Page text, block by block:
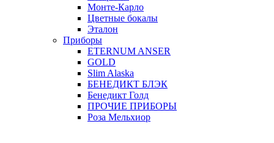
Монте-Карло
Цветные бокалы
Эталон
Приборы
ETERNUM ANSER
GOLD
Slim Alaska
БЕНЕДИКТ БЛЭК
Бенедикт Голд
ПРОЧИЕ ПРИБОРЫ
Роза Мельхиор